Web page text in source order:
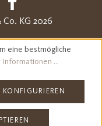
KG 2026
eine bestmögliche
Informationen ...
KONFIGURIEREN